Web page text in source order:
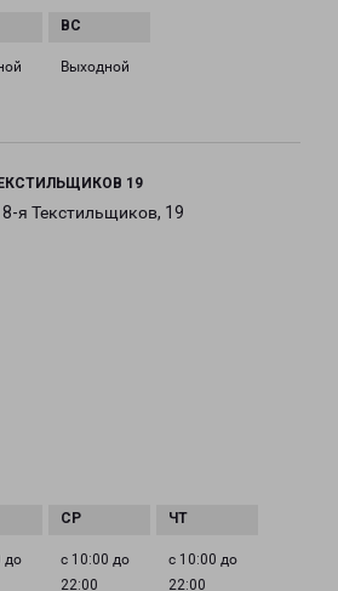
Выходной
19
я Текстильщиков, 19
до
с 10:00 до
22:00
с 10:00 до
22:00